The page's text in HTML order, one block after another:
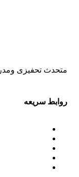
متحدث تحفيزى
روابط سريعه